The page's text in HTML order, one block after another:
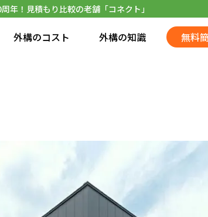
年！見積もり比較の老舗「コネクト」
外構のコスト 外構の知識 無料